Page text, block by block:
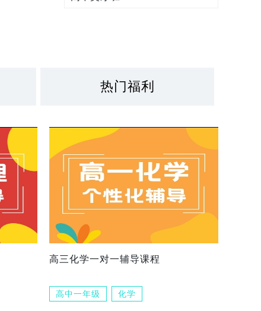
热门福利
高三化学一对一辅导课程
高中一年级 化学